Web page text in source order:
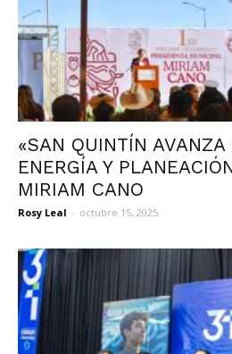
«SAN QUINTÍN AVANZA
ENERGÍA Y
MIRIAM CANO
Rosy Leal - octubre 15, 2025